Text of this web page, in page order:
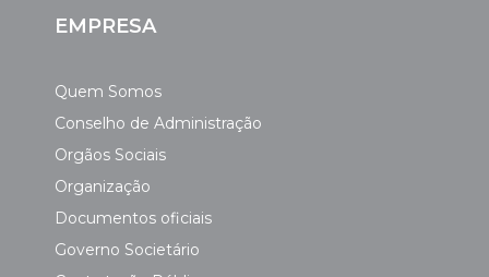
EMPRESA
Quem Somos
Conselho de Administração
Orgãos Sociais
Organização
Documentos oficiais
Governo Societário